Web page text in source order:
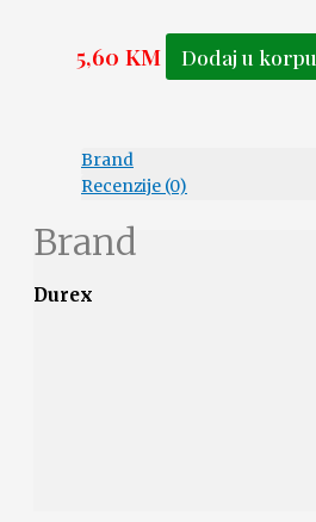
5,60KM Dodaj u korpu
Brand
Recenzije (0)
Brand
Durex